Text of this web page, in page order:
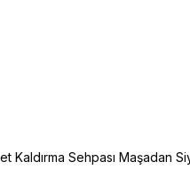
Kaldırma Sehpası Maşadan